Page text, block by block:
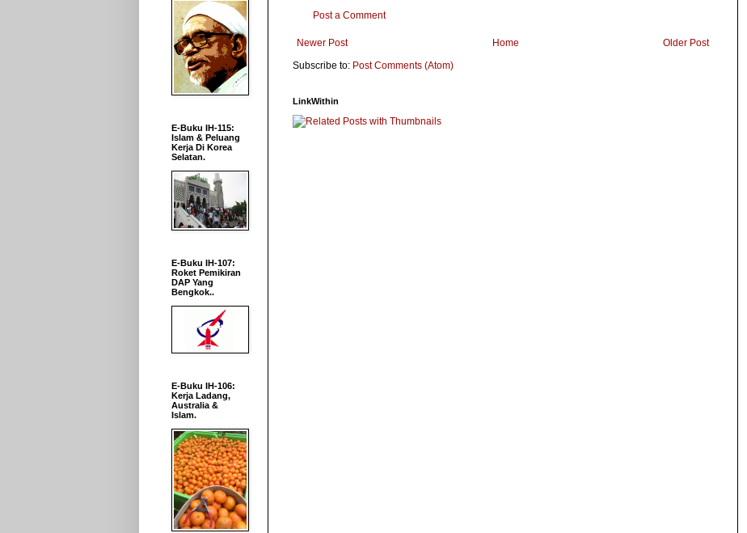
Post a Comment
Newer Post Older Post
Home
Subscribe to: Post Comments (Atom)
LinkWithin
E-Buku IH-115:
Islam & Peluang
Kerja Di Korea
Selatan.
E-Buku IH-107:
Roket Pemikiran
DAP Yang
Bengkok..
E-Buku IH-106:
Kerja Ladang,
Australia &
Islam.